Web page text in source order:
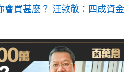
會買甚麼？ 汪敦敬：四成資金